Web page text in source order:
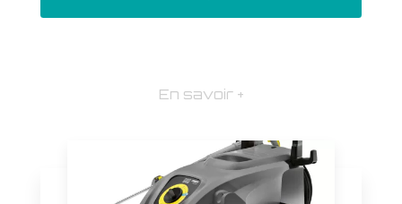
En savoir +